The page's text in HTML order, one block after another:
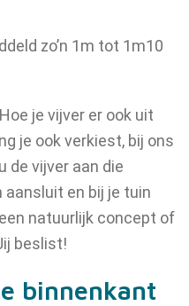
zo’n 1m tot 1m10
je vijver er ook uit
je ook verkiest, bij ons
de vijver aan die
en bij je tuin
natuurlijk concept of
beslist!
binnenkant